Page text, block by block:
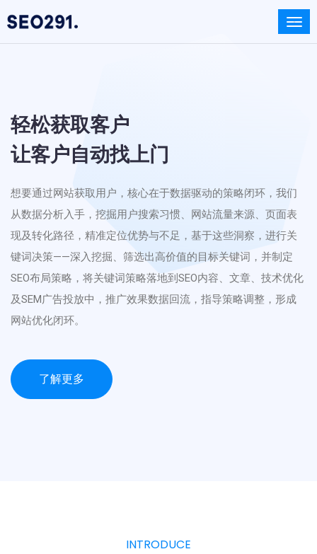
轻松获取客户
让客户自动找上门
想要通过网站获取用户，核心在于数据驱动的策略闭环，我们
从数据分析入手，挖掘用户搜索习惯、网站流量来源、页面表
现及转化路径，精准定位优势与不足，基于这些洞察，进行关
键词决策——深入挖掘、筛选出高价值的目标关键词，并制定
SEO布局策略，将关键词策略落地到SEO内容、文章、技术优化
及SEM广告投放中，推广效果数据回流，指导策略调整，形成
网站优化闭环。
了解更多
INTRODUCE